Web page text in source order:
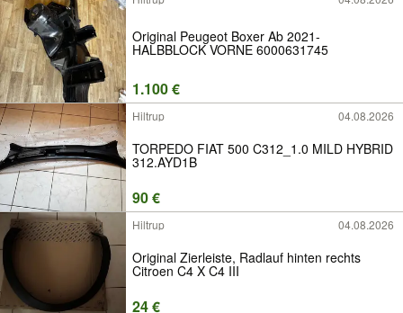
Original Peugeot Boxer Ab 2021-
HALBBLOCK VORNE 6000631745
1.100 €
Hiltrup 04.08.2026
TORPEDO FIAT 500 C312_1.0 MILD HYBRID
312.AYD1B
90 €
Hiltrup 04.08.2026
Original Zierleiste, Radlauf hinten rechts
Citroen C4 X C4 III
24 €